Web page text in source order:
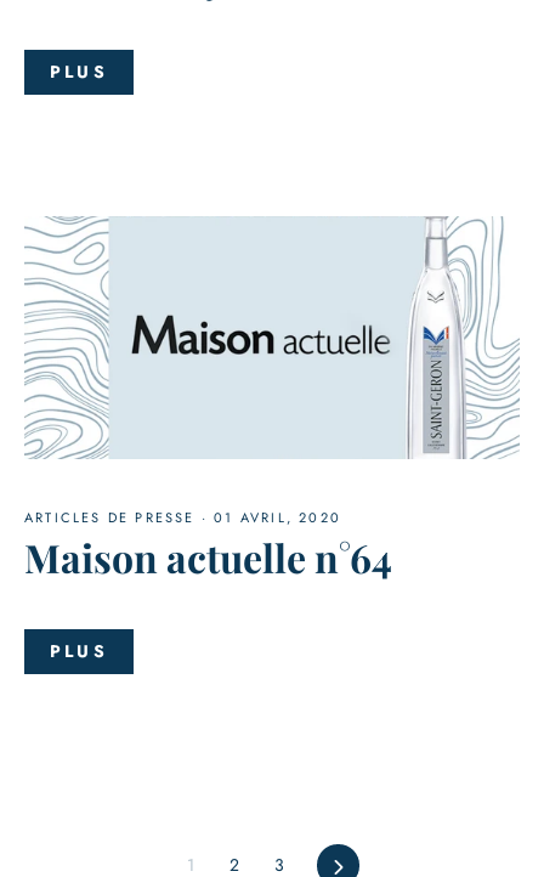
PLUS
ARTICLES DE PRESSE ·01 AVRIL, 2020
Maison actuelle n°64
PLUS
1 2 3 Suivant